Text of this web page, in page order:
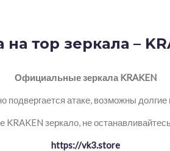
тор зеркала –
Официальные зеркала KRAKEN
подвергается атаке, возможны долгие
зеркало, не
https://vk3.store